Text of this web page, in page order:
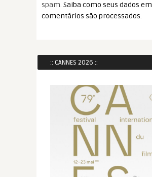
spam. Saiba como seus dados em
comentários são processados.
:: CANNES 2026 ::